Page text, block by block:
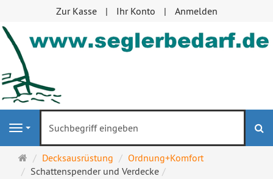
Zur Kasse Ihr Konto Anmelden
Navigation
Startseite
Decksausrüstung
Ordnung+Komfort
Schattenspender und Verdecke